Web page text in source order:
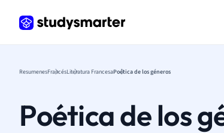
ResumenesFrancésLiteratura FrancesaPoética de los géneros
Poética de los